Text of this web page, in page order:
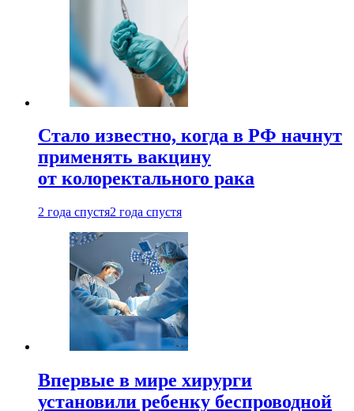
Стало известно, когда в РФ начнут
применять вакцину
от колоректального рака
2 года спустя2 года спустя
Впервые в мире хирурги
установили ребенку беспроводной